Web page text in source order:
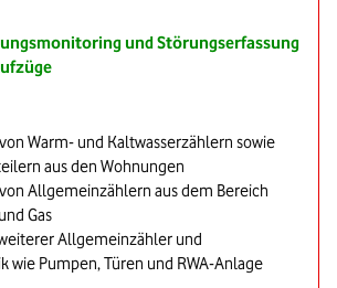
und Störungserfassung
Warm- und Kaltwasserzählern sowie
aus den Wohnungen
Allgemeinzählern aus dem Bereich
Gas
Allgemeinzähler und
wie Pumpen, Türen und RWA-Anlage